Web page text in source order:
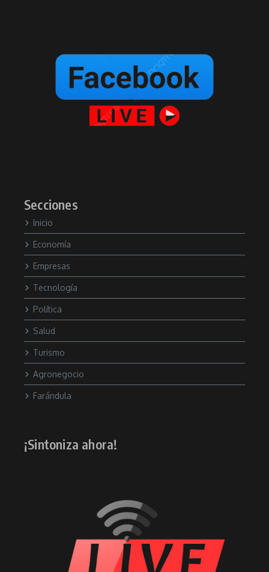
Secciones
Inicio
Economía
Empresas
Tecnología
Política
Salud
Turismo
Agronegocio
Farándula
¡Sintoniza ahora!